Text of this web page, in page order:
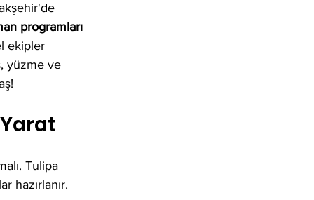
programları
ekipler
yüzme ve
Tulipa
hazırlanır.